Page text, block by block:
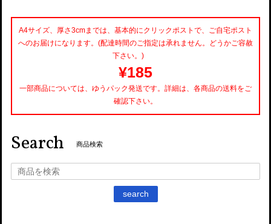
A4サイズ、厚さ3cmまでは、基本的にクリックポストで、ご自宅ポスト
へのお届けになります。(配達時間のご指定は承れません。どうかご容赦
下さい。)
¥185
一部商品については、ゆうパック発送です。詳細は、各商品の送料をご
確認下さい。
Search 商品検索
search